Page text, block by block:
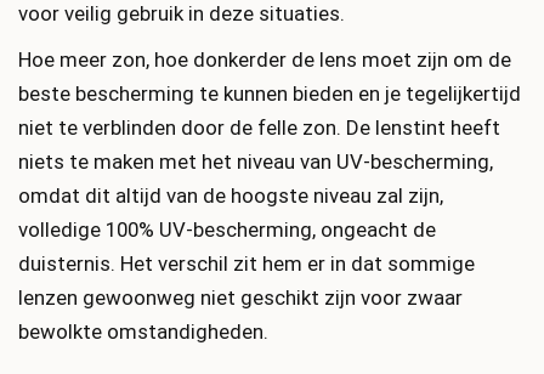
voor veilig gebruik in deze situaties.
Hoe meer zon, hoe donkerder de lens moet zijn om de
beste bescherming te kunnen bieden en je tegelijkertijd
niet te verblinden door de felle zon. De lenstint heeft
niets te maken met het niveau van UV-bescherming,
omdat dit altijd van de hoogste niveau zal zijn,
volledige 100% UV-bescherming, ongeacht de
duisternis. Het verschil zit hem er in dat sommige
lenzen gewoonweg niet geschikt zijn voor zwaar
bewolkte omstandigheden.